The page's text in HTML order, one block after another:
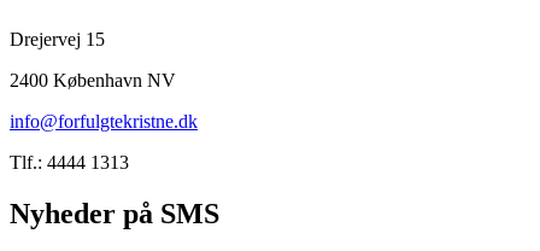
Drejervej 15
2400 København NV
info@forfulgtekristne.dk
Tlf.: 4444 1313
Nyheder på SMS